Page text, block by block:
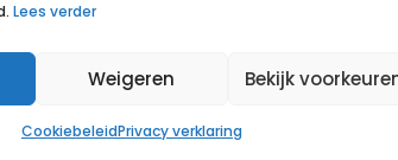
Lees verder
Weigeren Bekijk
CookiebeleidPrivacy verklaring
deadline